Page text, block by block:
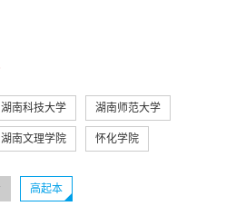
湖南科技大学 湖南师范大学
湖南文理学院 怀化学院
高起本